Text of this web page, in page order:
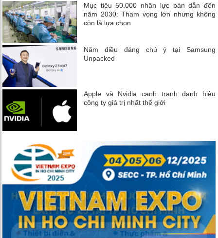
Mục tiêu 50.000 nhân lực bán dẫn đến
năm 2030: Tham vọng lớn nhưng không
còn là lựa chọn
Năm điều đáng chú ý tại Samsung
Unpacked
Apple và Nvidia cạnh tranh danh hiệu
công ty giá trị nhất thế giới